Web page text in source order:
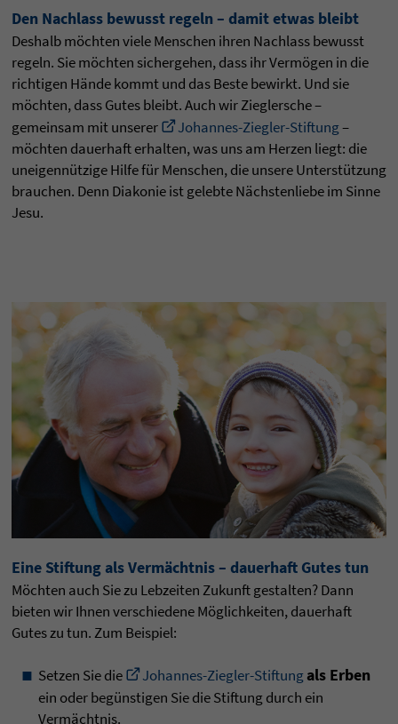
Den Nachlass bewusst regeln – damit etwas bleibt
Deshalb möchten viele Menschen ihren Nachlass bewusst
regeln. Sie möchten sichergehen, dass ihr Vermögen in die
richtigen Hände kommt und das Beste bewirkt. Und sie
möchten, dass Gutes bleibt. Auch wir Zieglersche –
gemeinsam mit unserer
Johannes-Ziegler-Stiftung–
möchten dauerhaft erhalten, was uns am Herzen liegt: die
uneigennützige Hilfe für Menschen, die unsere Unterstützung
brauchen. Denn Diakonie ist gelebte Nächstenliebe im Sinne
Jesu.
Eine Stiftung als Vermächtnis – dauerhaft Gutes tun
Möchten auch Sie zu Lebzeiten Zukunft gestalten? Dann
bieten wir Ihnen verschiedene Möglichkeiten, dauerhaft
Gutes zu tun. Zum Beispiel:
Setzen Sie die Johannes-Ziegler-Stiftungals Erben
ein oder begünstigen Sie die Stiftung durch ein
Vermächtnis.